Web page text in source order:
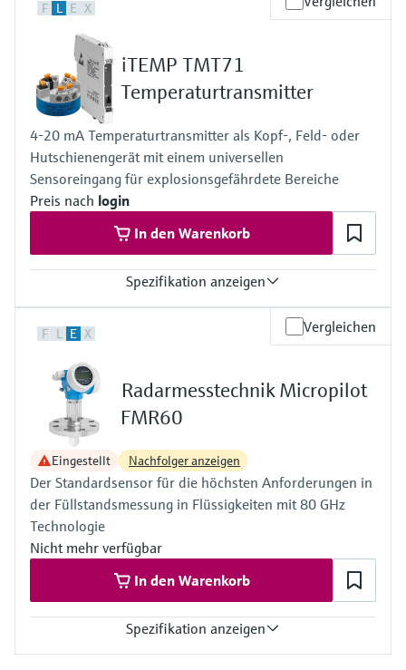
+/- 2 mm
XT: -196...+280 °C
HT: -196...+450 °C
Prozessdruck / max. Überlastdruck
Vakuum...160 bar
Max. Messdistanz
Standard: 40 m
Mit erhöhter Dynamik: 70 m
Prozessseitige Hauptmaterialien
316L, Alloy C, PTFE, Keramik
F L E X
iTEMP TMT71
Temperaturtransmitter
4-20 mA Temperaturtransmitter als Kopf-, Feld- oder
Hutschienengerät mit einem universellen
Sensoreingang für explosionsgefährdete Bereiche
Preis nach login
In den Warenkorb
Spezifikation anzeigen
(Pt100, -50...200 °C) <= 0,1 K
F L E X Vergleichen
Radarmesstechnik Micropilot
FMR60
Eingestellt Nachfolger anzeigen
Der Standardsensor für die höchsten Anforderungen in
der Füllstandsmessung in Flüssigkeiten mit 80 GHz
Technologie
Nicht mehr verfügbar
In den Warenkorb
Spezifikation anzeigen